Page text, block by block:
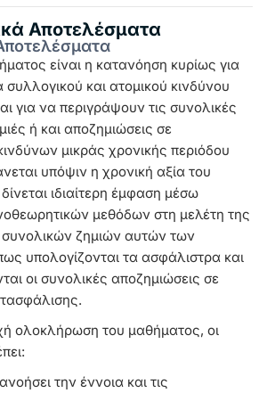
Αποτελέσματα
είναι η κατανόηση κυρίως για
και ατομικού κινδύνου
για να περιγράψουν τις συνολικές
ή και αποζημιώσεις σε
μικράς χρονικής περιόδου
υπόψιν η χρονική αξία του
ιδιαίτερη έμφαση μέσω
μεθόδων στη μελέτη της
ζημιών αυτών των
υπολογίζονται τα ασφάλιστρα και
οι συνολικές αποζημιώσεις σε
ολοκλήρωση του μαθήματος, οι
την έννοια και τις